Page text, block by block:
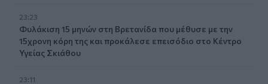
23:23
Φυλάκιση 15 μηνών στη Βρετανίδα που μέθυσε με την
15χρονη κόρη της και προκάλεσε επεισόδιο στο Κέντρο
Υγείας Σκιάθου
23:11